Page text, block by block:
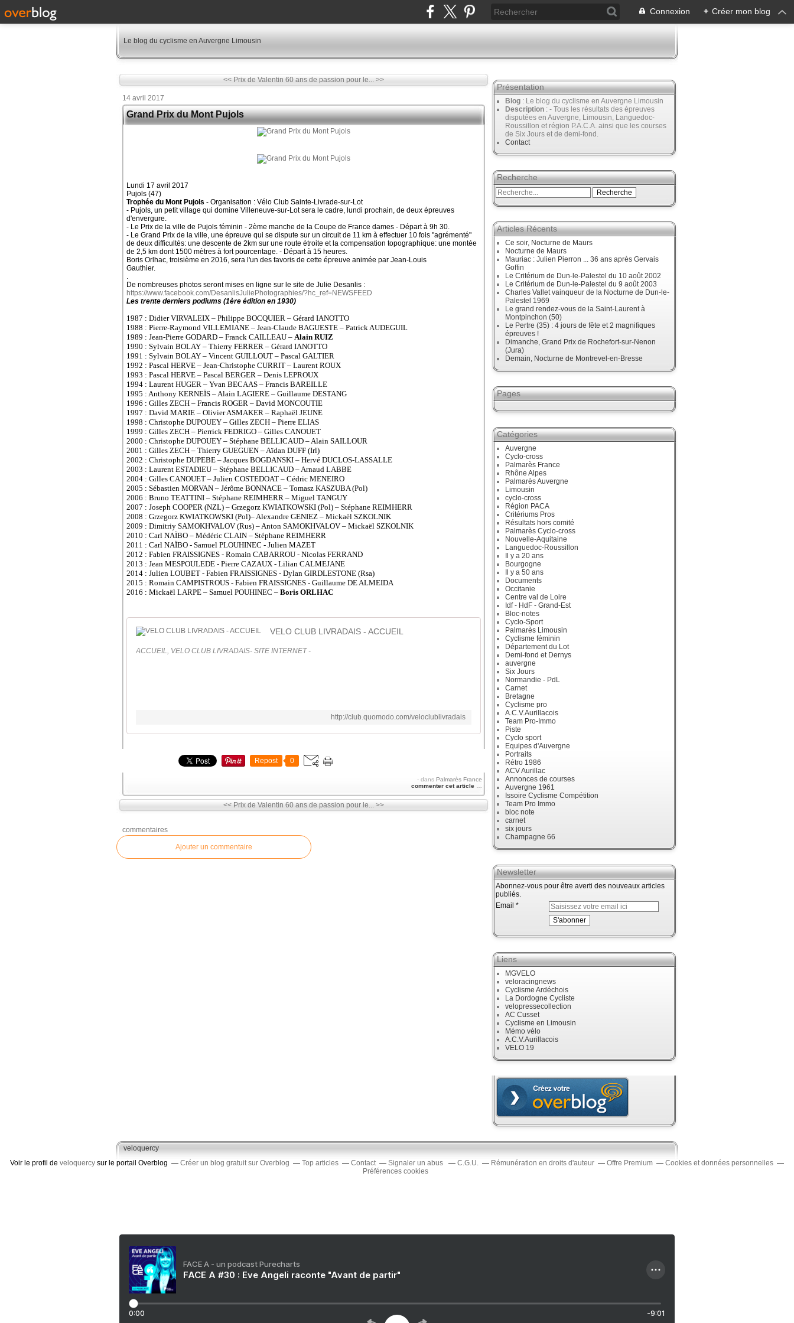
Connexion + Créer mon blog
Le blog du cyclisme en Auvergne Limousin
<< Prix de Valentin 60 ans de passion pour le... >>
14 avril 2017
Grand Prix du Mont Pujols
Lundi 17 avril 2017
Pujols (47)
Trophée du Mont Pujols - Organisation : Vélo Club Sainte-Livrade-sur-Lot
- Pujols, un petit village qui domine Villeneuve-sur-Lot sera le cadre, lundi prochain, de deux épreuves
d'envergure.
- Le Prix de la ville de Pujols féminin - 2ème manche de la Coupe de France dames - Départ à 9h 30.
- Le Grand Prix de la ville, une épreuve qui se dispute sur un circuit de 11 km à effectuer 10 fois "agrémenté"
de deux difficultés: une descente de 2km sur une route étroite et la compensation topographique: une montée
de 2,5 km dont 1500 mètres à fort pourcentage. - Départ à 15 heures.
Boris Orlhac, troisième en 2016, sera l'un des favoris de cette épreuve animée par Jean-Louis
Gauthier.
.
De nombreuses photos seront mises en ligne sur le site de Julie Desanlis :
https://www.facebook.com/DesanlisJuliePhotographies/?hc_ref=NEWSFEED
Les trente derniers podiums (1ère édition en 1930)
1987 : Didier VIRVALEIX – Philippe BOCQUIER – Gérard IANOTTO
1988 : Pierre-Raymond VILLEMIANE – Jean-Claude BAGUESTE – Patrick AUDEGUIL
1989 : Jean-Pierre GODARD – Franck CAILLEAU – Alain RUIZ
1990 : Sylvain BOLAY – Thierry FERRER – Gérard IANOTTO
1991 : Sylvain BOLAY – Vincent GUILLOUT – Pascal GALTIER
1992 : Pascal HERVE – Jean-Christophe CURRIT – Laurent ROUX
1993 : Pascal HERVE – Pascal BERGER – Denis LEPROUX
1994 : Laurent HUGER – Yvan BECAAS – Francis BAREILLE
1995 : Anthony KERNEÏS – Alain LAGIERE – Guillaume DESTANG
1996 : Gilles ZECH – Francis ROGER – David MONCOUTIE
1997 : David MARIE – Olivier ASMAKER – Raphaël JEUNE
1998 : Christophe DUPOUEY – Gilles ZECH – Pierre ELIAS
1999 : Gilles ZECH – Pierrick FEDRIGO – Gilles CANOUET
2000 : Christophe DUPOUEY – Stéphane BELLICAUD – Alain SAILLOUR
2001 : Gilles ZECH – Thierry GUEGUEN – Aïdan DUFF (Irl)
2002 : Christophe DUPEBE – Jacques BOGDANSKI – Hervé DUCLOS-LASSALLE
2003 : Laurent ESTADIEU – Stéphane BELLICAUD – Arnaud LABBE
2004 : Gilles CANOUET – Julien COSTEDOAT – Cédric MENEIRO
2005 : Sébastien MORVAN – Jérôme BONNACE – Tomasz KASZUBA (Pol)
2006 : Bruno TEATTINI – Stéphane REIMHERR – Miguel TANGUY
2007 : Joseph COOPER (NZL) – Grzegorz KWIATKOWSKI (Pol) – Stéphane REIMHERR
2008 : Grzegorz KWIATKOWSKI (Pol)– Alexandre GENIEZ – Mickaël SZKOLNIK
2009 : Dimitriy SAMOKHVALOV (Rus) – Anton SAMOKHVALOV – Mickaël SZKOLNIK
2010 : Carl NAÏBO – Médéric CLAIN – Stéphane REIMHERR
2011 : Carl NAÏBO - Samuel PLOUHINEC - Julien MAZET
2012 : Fabien FRAISSIGNES - Romain CABARROU - Nicolas FERRAND
2013 : Jean MESPOULEDE - Pierre CAZAUX - Lilian CALMEJANE
2014 : Julien LOUBET - Fabien FRAISSIGNES - Dylan GIRDLESTONE (Rsa)
2015 : Romain CAMPISTROUS - Fabien FRAISSIGNES - Guillaume DE ALMEIDA
2016 : Mickaël LARPE – Samuel POUHINEC – Boris ORLHAC
VELO CLUB LIVRADAIS - ACCUEIL
ACCUEIL, VELO CLUB LIVRADAIS- SITE INTERNET -
http://club.quomodo.com/veloclublivradais
Repost 0
- dans Palmarès France
commenter cet article
<< Prix de Valentin 60 ans de passion pour le... >>
commentaires
Ajouter un commentaire
Présentation
Blog : Le blog du cyclisme en Auvergne Limousin
Description : - Tous les résultats des épreuves
disputées en Auvergne, Limousin, Languedoc-
Roussillon et région P.A.C.A. ainsi que les courses
de Six Jours et de demi-fond.
Contact
Recherche
Articles Récents
Ce soir, Nocturne de Maurs
Nocturne de Maurs
Mauriac : Julien Pierron ... 36 ans après Gervais
Goffin
Le Critérium de Dun-le-Palestel du 10 août 2002
Le Critérium de Dun-le-Palestel du 9 août 2003
Charles Vallet vainqueur de la Nocturne de Dun-le-
Palestel 1969
Le grand rendez-vous de la Saint-Laurent à
Montpinchon (50)
Le Pertre (35) : 4 jours de fête et 2 magnifiques
épreuves !
Dimanche, Grand Prix de Rochefort-sur-Nenon
(Jura)
Demain, Nocturne de Montrevel-en-Bresse
Pages
Catégories
Auvergne
Cyclo-cross
Palmarès France
Rhône Alpes
Palmarès Auvergne
Limousin
cyclo-cross
Région PACA
Critériums Pros
Résultats hors comité
Palmarès Cyclo-cross
Nouvelle-Aquitaine
Languedoc-Roussillon
Il y a 20 ans
Bourgogne
Il y a 50 ans
Documents
Occitanie
Centre val de Loire
Idf - HdF - Grand-Est
Bloc-notes
Cyclo-Sport
Palmarès Limousin
Cyclisme féminin
Département du Lot
Demi-fond et Dernys
auvergne
Six Jours
Normandie - PdL
Carnet
Bretagne
Cyclisme pro
A.C.V.Aurillacois
Team Pro-Immo
Piste
Cyclo sport
Equipes d'Auvergne
Portraits
Rétro 1986
ACV Aurillac
Annonces de courses
Auvergne 1961
Issoire Cyclisme Compétition
Team Pro Immo
bloc note
carnet
six jours
Champagne 66
Newsletter
Abonnez-vous pour être averti des nouveaux articles
publiés.
Email
Liens
MGVELO
veloracingnews
Cyclisme Ardéchois
La Dordogne Cycliste
velopressecollection
AC Cusset
Cyclisme en Limousin
Mémo vélo
A.C.V.Aurillacois
VELO 19
veloquercy
Voir le profil de veloquercy sur le portail Overblog Créer un blog gratuit sur Overblog Top articles Contact Signaler un abus C.G.U. Rémunération en droits d'auteur Offre Premium
Cookies et données personnelles
Préférences cookies
FACE A - un podcast Purecharts
FACE A #30 : Eve Angeli raconte "Avant de partir"
0:00 -9:01